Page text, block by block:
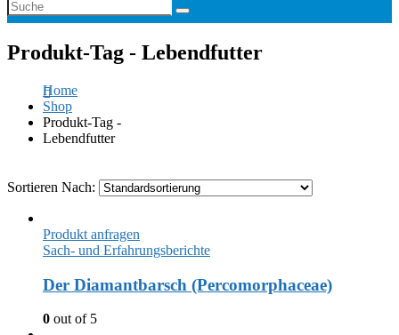
Produkt-Tag - Lebendfutter
Home
Shop
Produkt-Tag -
Lebendfutter
Sortieren Nach:
Produkt anfragen
Sach- und Erfahrungsberichte
Der Diamantbarsch (Percomorphaceae)
0 out of 5